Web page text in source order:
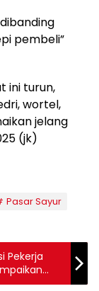
pembeli”
ini turun,
wortel,
jelang
(jk)
Pasar Sayur
Pekerja